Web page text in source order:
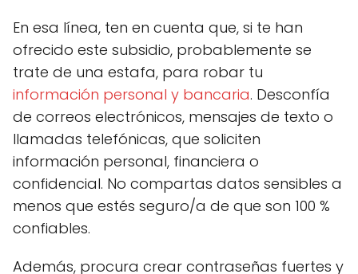
En esa línea, ten en cuenta que, si te han
ofrecido este subsidio, probablemente se
trate de una estafa, para robar tu
información personal y bancaria. Desconfía
de correos electrónicos, mensajes de texto o
llamadas telefónicas, que soliciten
información personal, financiera o
confidencial. No compartas datos sensibles a
menos que estés seguro/a de que son 100 %
confiables.
Además, procura crear contraseñas fuertes y